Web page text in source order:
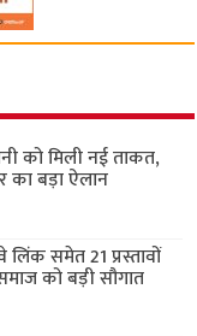
को मिली नई ताकत,
का बड़ा ऐलान
लिंक समेत 21 प्रस्तावों
को बड़ी सौगात